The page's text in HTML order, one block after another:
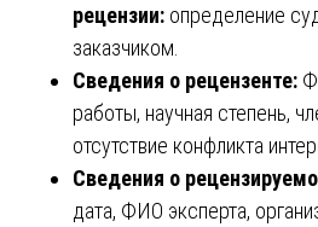
рецензии: определение
заказчиком.
Сведения о рецензенте:
работы, научная степень,
отсутствие конфликта
Сведения о
дата, ФИО эксперта,